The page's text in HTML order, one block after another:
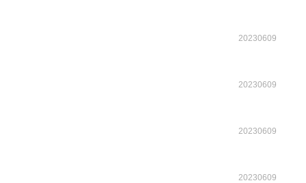
20230609
20230609
20230609
20230609